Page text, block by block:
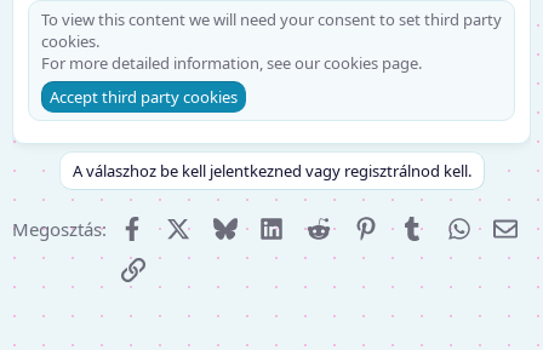
To view this content we will need your consent to set third party
cookies.
For more detailed information, see ourcookies page.
Accept third party cookies
A válaszhoz be kell jelentkezned vagy regisztrálnod kell.
Megosztás: FacebookX (Twitter)
Bluesky LinkedInReddit PinterestTumblr
E-
Link